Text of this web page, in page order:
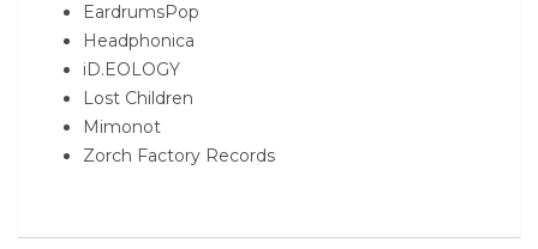
EardrumsPop
Headphonica
iD.EOLOGY
Lost Children
Mimonot
Zorch Factory Records